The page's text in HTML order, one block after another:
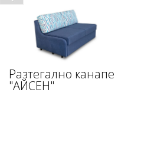
Разтегално канапе
"АЙСЕН"